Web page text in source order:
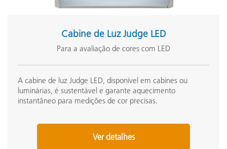
Cabine de Luz Judge LED
Para a avaliação de cores com LED
A cabine de luz Judge LED, disponível em cabines ou
luminárias, é sustentável e garante aquecimento
instantâneo para medições de cor precisas.
Ver detalhes